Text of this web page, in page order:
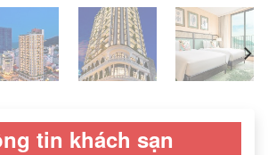
tin khách sạn